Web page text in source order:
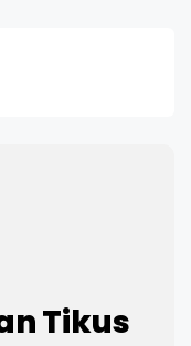
Tikus